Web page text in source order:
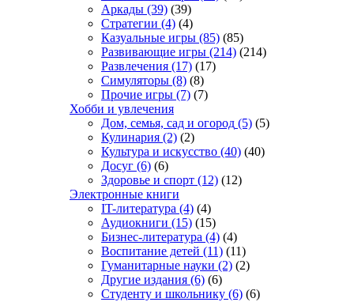
Аркады (39) (39)
Стратегии (4) (4)
Казуальные игры (85) (85)
Развивающие игры (214) (214)
Развлечения (17) (17)
Симуляторы (8) (8)
Прочие игры (7) (7)
Хобби и увлечения
Дом, семья, сад и огород (5) (5)
Кулинария (2) (2)
Культура и искусство (40) (40)
Досуг (6) (6)
Здоровье и спорт (12) (12)
Электронные книги
IT-литература (4) (4)
Аудиокниги (15) (15)
Бизнес-литература (4) (4)
Воспитание детей (11) (11)
Гуманитарные науки (2) (2)
Другие издания (6) (6)
Студенту и школьнику (6) (6)